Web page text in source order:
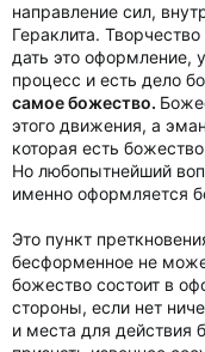
направление сил,
Гераклита.
дать это оформление,
процесс и есть дело
самое божество.
этого движения, а
которая есть
Но любопытнейший
именно оформляется
Это пункт
бесформенное не
божество состоит в
стороны, если нет
и места для действия